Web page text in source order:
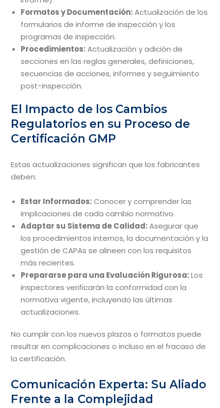
Formatos y Documentación:Actualización de los
formularios de informe de inspección y los
programas de inspección.
Procedimientos:Actualización y adición de
secciones en las reglas generales, definiciones,
secuencias de acciones, informes y seguimiento
post-inspección.
El Impacto de los Cambios
Regulatorios en su Proceso de
Certificación GMP
Estas actualizaciones significan que los fabricantes
deben:
Estar Informados:Conocer y comprender las
implicaciones de cada cambio normativo.
Adaptar su Sistema de Calidad:Asegurar que
los procedimientos internos, la documentación y la
gestión de CAPAs se alineen con los requisitos
más recientes.
Prepararse para una Evaluación Rigurosa:Los
inspectores verificarán la conformidad con la
normativa vigente, incluyendo las últimas
actualizaciones.
No cumplir con los nuevos plazos o formatos puede
resultar en complicaciones o incluso en el fracaso de
la certificación.
Comunicación Experta: Su Aliado
Frente a la Complejidad